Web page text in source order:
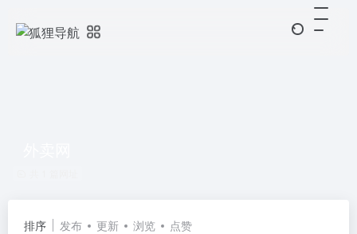
排序 发布 更新 浏览 点赞